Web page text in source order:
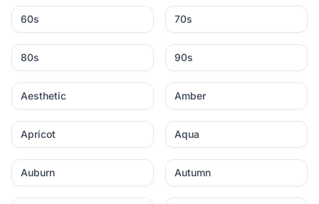
60s 70s
80s 90s
Aesthetic Amber
Apricot Aqua
Auburn Autumn